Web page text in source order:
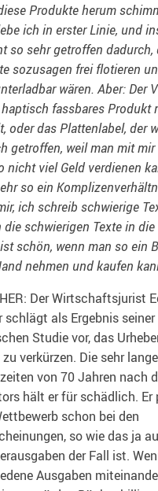
Produkte herum
ich in erster Linie, und
so sehr getroffen dadurch,
sozusagen frei flotieren
wären. Aber: Der
fassbares Produkt
oder das Plattenlabel, der
getroffen, weil man mit
nicht viel Geld verdienen
so ein
ich schreib schwierige
schwierigen Texte in die
schön, wenn man so ein
nehmen und kaufen
Der Wirtschaftsjurist
schlägt als Ergebnis seiner
Studie vor, das
verkürzen. Die sehr
von 70 Jahren nach
hält er für schädlich. Er
schon bei den
so wie das ja
der Fall ist.
Ausgaben